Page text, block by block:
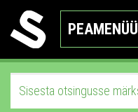
PEAMENÜÜ